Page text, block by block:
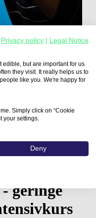
- Digital
auf
geringe
Privacy policy
Legal Notice
edible, but are important for us
they visit. It really helps us to
like you. We're happy for
Simply click on “Cookie
your settings.
Deny